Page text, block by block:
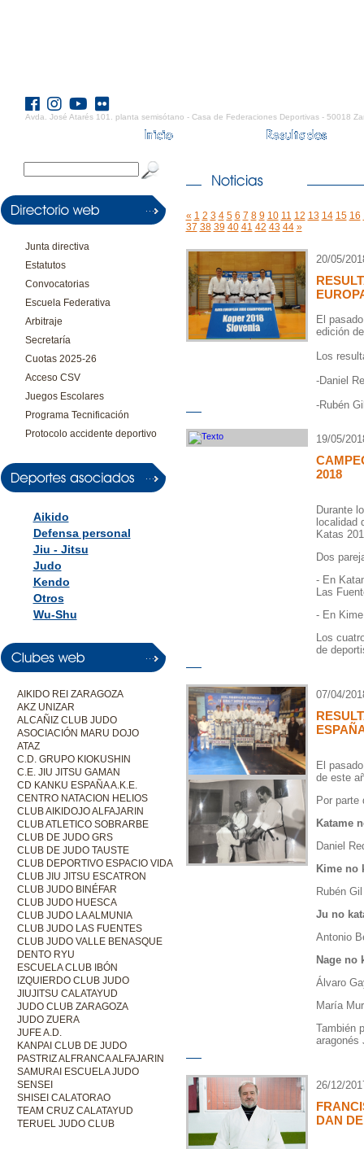
Avda. José Atarés 101. planta semisótano - Casa de Federaciones Deportivas - 50018
Junta directiva
Estatutos
Convocatorias
Escuela Federativa
Arbitraje
Secretaría
Cuotas 2025-26
Acceso CSV
Juegos Escolares
Programa Tecnificación
Protocolo accidente deportivo
Aikido
Defensa personal
Jiu - Jitsu
Judo
Kendo
Otros
Wu-Shu
AIKIDO REI ZARAGOZA
AKZ UNIZAR
ALCAÑIZ CLUB JUDO
ASOCIACIÓN MARU DOJO
ATAZ
C.D. GRUPO KIOKUSHIN
C.E. JIU JITSU GAMAN
CD KANKU ESPAÑA A.K.E.
CENTRO NATACION HELIOS
CLUB AIKIDOJO ALFAJARIN
CLUB ATLETICO SOBRARBE
CLUB DE JUDO GRS
CLUB DE JUDO TAUSTE
CLUB DEPORTIVO ESPACIO VIDA
CLUB JIU JITSU ESCATRON
CLUB JUDO BINÉFAR
CLUB JUDO HUESCA
CLUB JUDO LA ALMUNIA
CLUB JUDO LAS FUENTES
CLUB JUDO VALLE BENASQUE
DENTO RYU
ESCUELA CLUB IBÓN
IZQUIERDO CLUB JUDO
JIUJITSU CALATAYUD
JUDO CLUB ZARAGOZA
JUDO ZUERA
JUFE A.D.
KANPAI CLUB DE JUDO
PASTRIZ ALFRANCA ALFAJARIN
SAMURAI ESCUELA JUDO
SENSEI
SHISEI CALATORAO
TEAM CRUZ CALATAYUD
TERUEL JUDO CLUB
« 1 2 3 4 5 6 7 8 9 10 11 12 13 14 15 16
37 38 39 40 41 42 43 44 »
20/05/
El
edición
Los
-Daniel
-Rubén
19/05/
2018
Durante
localidad
Katas
Dos
- En
Las
- En
Los
de
07/04/
El
de este
Por parte
Katame
Daniel
Kime no
Rubén
Ju no
Antonio
Nage no
Álvaro
María
También
aragonés
26/12/
DAN